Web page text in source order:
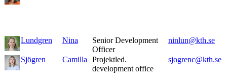
Lundgren
Nina
Senior Development
Officer
ninlun@kth.se
Sjögren Camilla
Projektled.
development office
sjogrenc@kth.se